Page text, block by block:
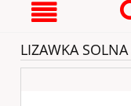
LIZAWKA